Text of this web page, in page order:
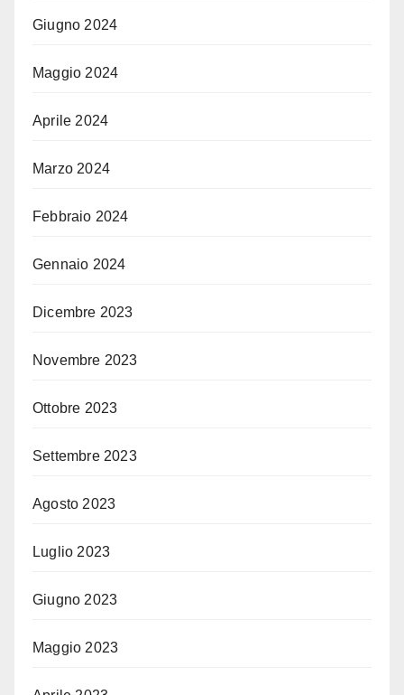
Giugno 2024
Maggio 2024
Aprile 2024
Marzo 2024
Febbraio 2024
Gennaio 2024
Dicembre 2023
Novembre 2023
Ottobre 2023
Settembre 2023
Agosto 2023
Luglio 2023
Giugno 2023
Maggio 2023